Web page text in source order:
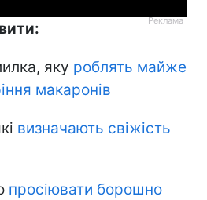
яку роблять майже
макаронів
визначають свіжість
просіювати борошно